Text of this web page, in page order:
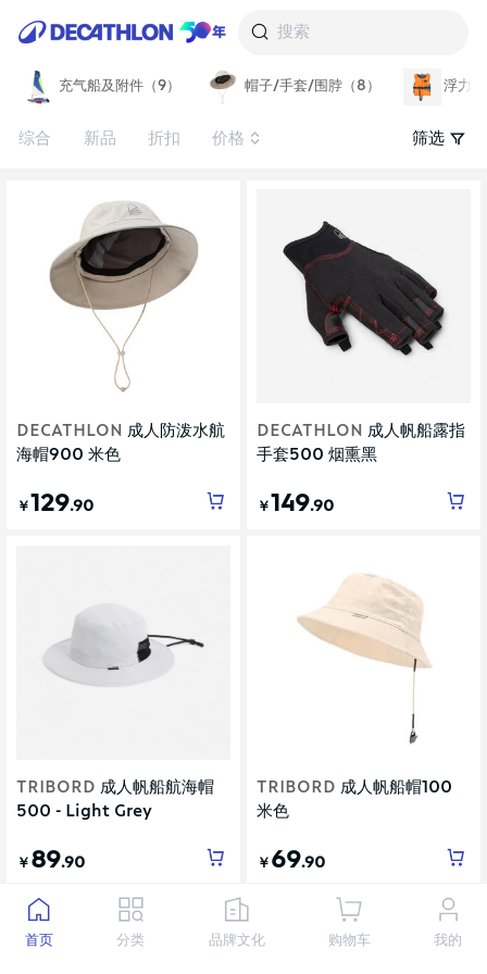
搜索
充气船及附件（9） 帽子/手套/围脖（8） 浮力
综合 新品 折扣 价格 筛选
DECATHLON 成人防泼水航
海帽900 米色
￥129.90
DECATHLON 成人帆船露指
手套500 烟熏黑
￥149.90
TRIBORD 成人帆船航海帽
500 - Light Grey
￥ 89.90
TRIBORD 成人帆船帽100
米色
￥ 69.90
首页 分类 品牌文化 购物车 我的